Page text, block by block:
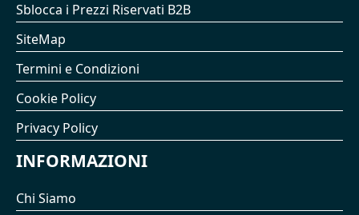
Sblocca i Prezzi Riservati B2B
SiteMap
Termini e Condizioni
Cookie Policy
Privacy Policy
INFORMAZIONI
Chi Siamo